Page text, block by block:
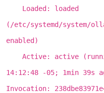
Loaded: loaded
(/etc/systemd/system/
enabled)
Active: active
14:12:48 -05; 1min 39s
Invocation: